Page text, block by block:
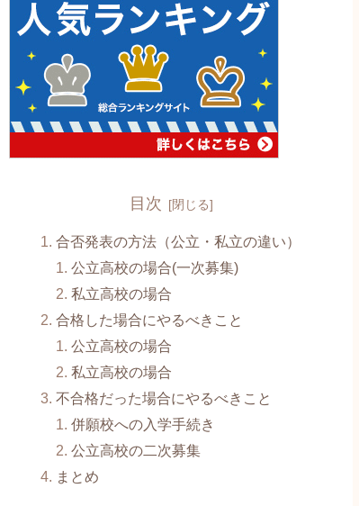
目次
合否発表の方法（公立・私立の違い）
公立高校の場合(一次募集)
私立高校の場合
合格した場合にやるべきこと
公立高校の場合
私立高校の場合
不合格だった場合にやるべきこと
併願校への入学手続き
公立高校の二次募集
まとめ